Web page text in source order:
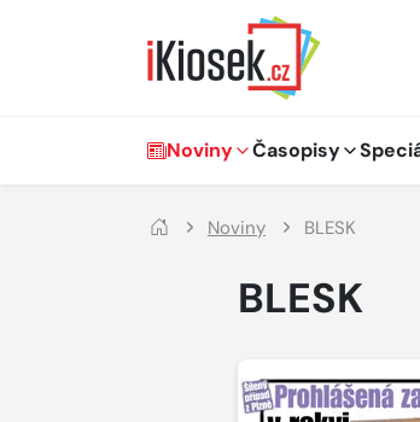
Hlavní navigace
Noviny Časopisy
Noviny BLESK
BLESK